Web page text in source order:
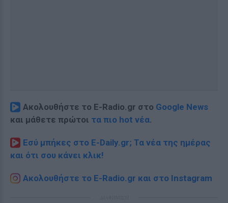
Ακολουθήστε το E-Radio.gr στο Google News
και μάθετε πρώτοι τα πιο hot νέα.
Εσύ μπήκες στο E-Daily.gr; Τα νέα της ημέρας
και ότι σου κάνει κλικ!
Ακολουθήστε το E-Radio.gr και στο Instagram